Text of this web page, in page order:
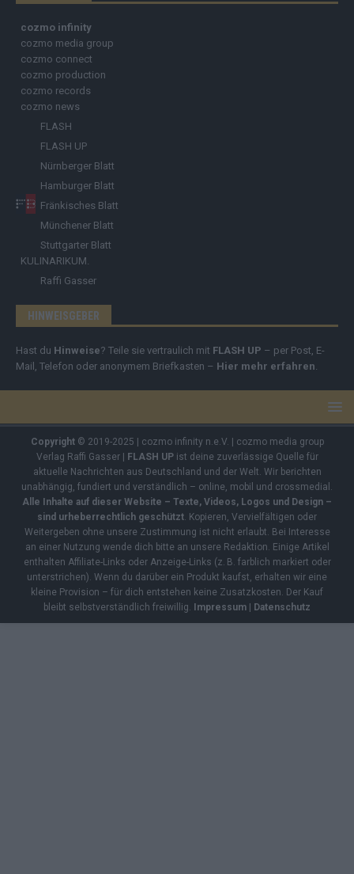
cozmo infinity
cozmo media group
cozmo connect
cozmo production
cozmo records
cozmo news
FLASH
FLASH UP
Nürnberger Blatt
Hamburger Blatt
Fränkisches Blatt
Münchener Blatt
Stuttgarter Blatt
KULINARIKUM.
Raffi Gasser
HINWEISGEBER
Hast du Hinweise? Teile sie vertraulich mit FLASH UP – per Post, E-
Mail, Telefon oder anonymem Briefkasten – Hier mehr erfahren
Copyright© 2019-2025 | cozmo infinity n.e.V. | cozmo media group
Verlag Raffi Gasser |
FLASH UPist deine zuverlässige Quelle für
aktuelle Nachrichten aus Deutschland und der Welt. Wir berichten
unabhängig, fundiert und verständlich – online, mobil und crossmedial.
Alle Inhalte auf dieser Website – Texte, Videos, Logos und Design –
sind urheberrechtlich geschützt. Kopieren, Vervielfältigen oder
Weitergeben ohne unsere Zustimmung ist nicht erlaubt. Bei Interesse
an einer Nutzung wende dich bitte an unsere Redaktion. Einige Artikel
enthalten Affiliate-Links oder Anzeige-Links (z. B. farblich markiert oder
unterstrichen). Wenn du darüber ein Produkt kaufst, erhalten wir eine
kleine Provision – für dich entstehen keine Zusatzkosten. Der Kauf
bleibt selbstverständlich freiwillig.
Impressum Datenschutz